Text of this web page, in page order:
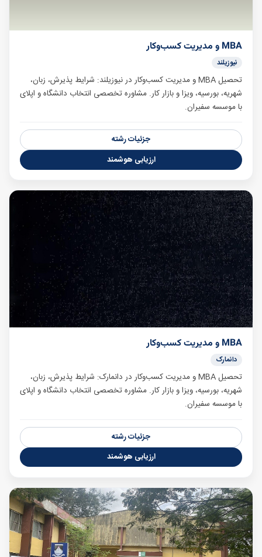
MBA و مدیریت کسب‌وکار
نیوزیلند
تحصیل MBA و مدیریت کسب‌وکار در نیوزیلند: شرایط پذیرش، زبان،
شهریه، بورسیه، ویزا و بازار کار. مشاوره تخصصی انتخاب دانشگاه و اپلای
با موسسه سفیران.
جزئیات رشته
ارزیابی هوشمند
MBA و مدیریت کسب‌وکار
دانمارک
تحصیل MBA و مدیریت کسب‌وکار در دانمارک: شرایط پذیرش، زبان،
شهریه، بورسیه، ویزا و بازار کار. مشاوره تخصصی انتخاب دانشگاه و اپلای
با موسسه سفیران.
جزئیات رشته
ارزیابی هوشمند